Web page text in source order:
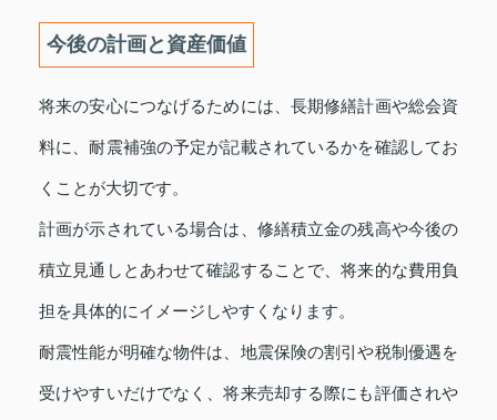
今後の計画と資産価値
将来の安心につなげるためには、長期修繕計画や総会資
料に、耐震補強の予定が記載されているかを確認してお
くことが大切です。
計画が示されている場合は、修繕積立金の残高や今後の
積立見通しとあわせて確認することで、将来的な費用負
担を具体的にイメージしやすくなります。
耐震性能が明確な物件は、地震保険の割引や税制優遇を
受けやすいだけでなく、将来売却する際にも評価されや